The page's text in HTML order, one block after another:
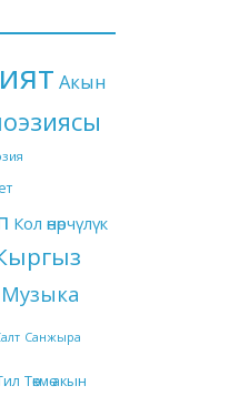
Акын
Кол өнөрчүлүк
Музыка
Санжыра
Төкмө акын